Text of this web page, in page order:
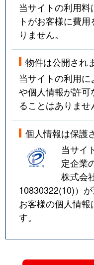
当サイトの利用
トがお客様に費
りません。
物件は公開され
当サイトの利用
や個人情報が許
ることはありませ
個人情報は保護
当サイ
定企業
株式会
10830322(10)）
お客様の個人情報
す。